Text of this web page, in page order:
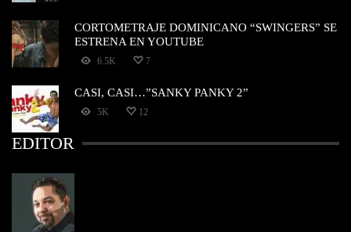
CORTOMETRAJE DOMINICANO “SWINGERS” SE
ESTRENA EN YOUTUBE
6.5K 7
CASI, CASI…”SANKY PANKY 2”
5K 12
EDITOR